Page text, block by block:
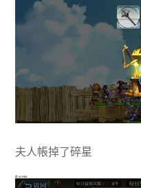
夫人帳掉了碎星